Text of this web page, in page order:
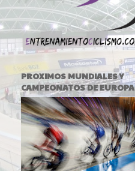
PROXIMOS MUNDIALES Y
CAMPEONATOS DE EUROPA